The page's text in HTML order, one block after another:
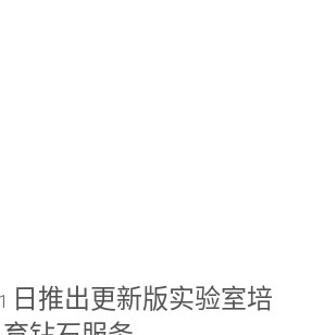
1 日推出更新版实验室培